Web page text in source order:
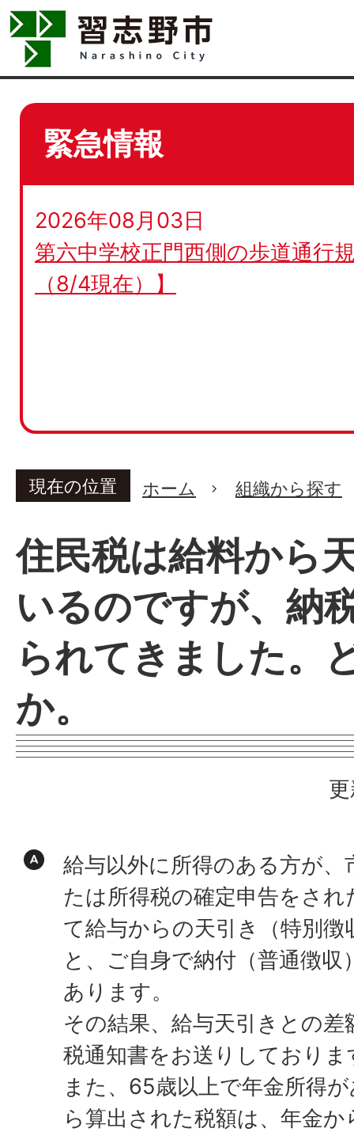
緊急情報
2026年08月03日
第六中学校正門西側の歩道通行
（8/4現在）】
現在の位置 ホーム 組織から探す
住民税は給料から
いるのですが、納
られてきました。
か。
給与以外に所得のある方が、
たは所得税の確定申告をさ
て給与からの天引き（特別
と、ご自身で納付（普通徴
あります。
その結果、給与天引きとの
税通知書をお送りしておりま
また、65歳以上で年金所得
ら算出された税額は、年金